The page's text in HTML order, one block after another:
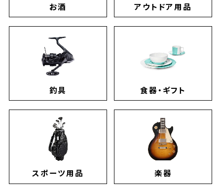
お酒 アウトドア用品
釣具 食器・ギフト
スポーツ用品 楽器